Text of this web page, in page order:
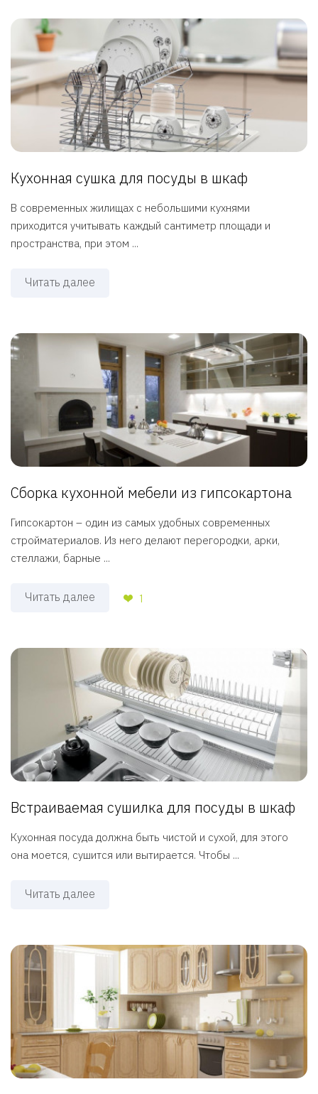
Кухонная сушка для посуды в шкаф
В современных жилищах с небольшими кухнями
приходится учитывать каждый сантиметр площади и
пространства, при этом ...
Читать далее
Сборка кухонной мебели из гипсокартона
Гипсокартон – один из самых удобных современных
стройматериалов. Из него делают перегородки, арки,
стеллажи, барные ...
Читать далее 1
Встраиваемая сушилка для посуды в шкаф
Кухонная посуда должна быть чистой и сухой, для этого
она моется, сушится или вытирается. Чтобы ...
Читать далее